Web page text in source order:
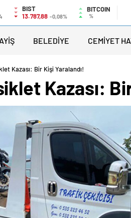
BIST
13.787,88 -0,08%
BITCOIN
%
BELEDİYE CEMİYET
Kazası: Bir Kişi Yaralandı!
Kazası: